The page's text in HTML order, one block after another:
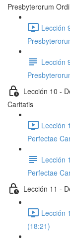
Presbyterorum
Lección
Lección
Lección 10 -
Caritatis
Lección
Perfectae
Lección
Perfectae
Lección 11 -
Lección
(18:21)